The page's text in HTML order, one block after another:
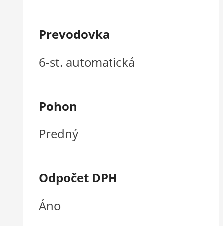
Prevodovka
6-st. automatická
Pohon
Predný
Odpočet DPH
Áno